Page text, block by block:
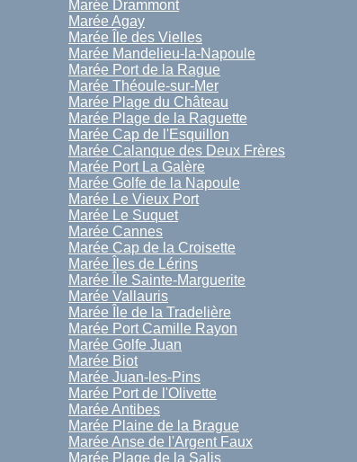
Marée Drammont
Marée Agay
Marée Île des Vielles
Marée Mandelieu-la-Napoule
Marée Port de la Rague
Marée Théoule-sur-Mer
Marée Plage du Château
Marée Plage de la Raguette
Marée Cap de l'Esquillon
Marée Calanque des Deux Frères
Marée Port La Galère
Marée Golfe de la Napoule
Marée Le Vieux Port
Marée Le Suquet
Marée Cannes
Marée Cap de la Croisette
Marée Îles de Lérins
Marée Île Sainte-Marguerite
Marée Vallauris
Marée Île de la Tradelière
Marée Port Camille Rayon
Marée Golfe Juan
Marée Biot
Marée Juan-les-Pins
Marée Port de l'Olivette
Marée Antibes
Marée Plaine de la Brague
Marée Anse de l'Argent Faux
Marée Plage de la Salis